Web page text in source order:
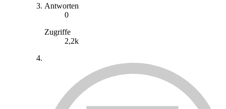
Antworten
0
Zugriffe
2,2k